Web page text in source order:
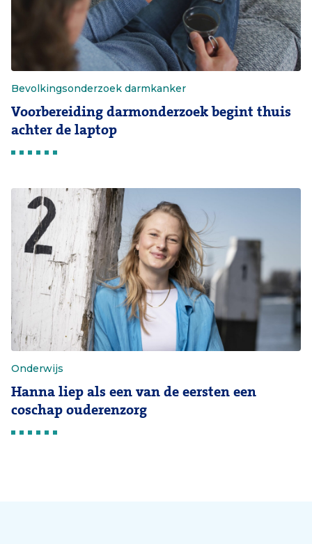
Bevolkingsonderzoek darmkanker
Voorbereiding darmonderzoek begint thuis
achter de laptop
Onderwijs
Hanna liep als een van de eersten een
coschap ouderenzorg